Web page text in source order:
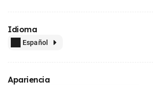
Idioma
Español
Apariencia